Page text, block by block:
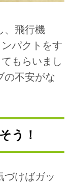
、飛行機
パクトをす
もらいまし
の不安がな
う！
づけばガッ